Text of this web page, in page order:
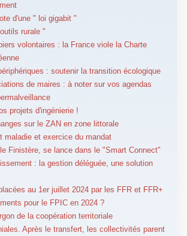
d'une " loi gigabit "
rurale "
volontaires : la France viole la Charte
: soutenir la transition écologique
de maires : à noter sur vos agendas
projets d'ingénierie !
sur le ZAN en zone littorale
maladie et exercice du mandat
Finistère, se lance dans le "Smart Connect"
: la gestion déléguée, une solution
au 1er juillet 2024 par les FFR et FFR+
pour le FPIC en 2024 ?
de la coopération territoriale
Après le transfert, les collectivités parent